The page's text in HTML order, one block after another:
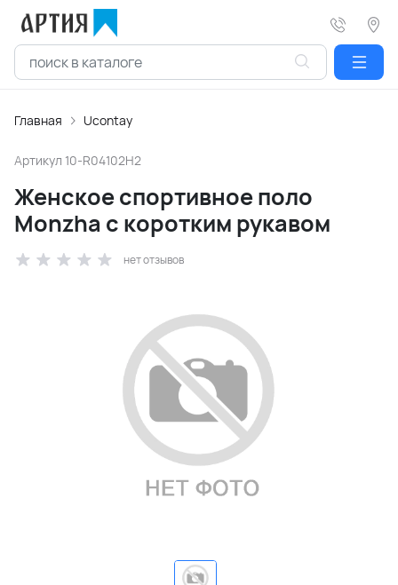
Главная Ucontay
Артикул 10-R04102H2
Женское спортивное поло
Monzha с коротким рукавом
нет отзывов